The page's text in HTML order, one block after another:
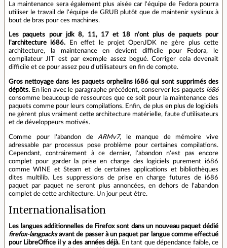
La maintenance sera également plus aisée car l'équipe de Fedora pourra
utiliser le travail de l'équipe de GRUB plutôt que de maintenir syslinux à
bout de bras pour ces machines.
Les paquets pour jdk 8, 11, 17 et 18 n'ont plus de paquets pour
l'architecture i686. En effet le projet OpenJDK ne gère plus cette
architecture, la maintenance en devient difficile pour Fedora, le
compilateur JIT est par exemple assez bogué. Corriger cela devenait
difficile et ce pour assez peu d'utilisateurs en fin de compte.
Gros nettoyage dans les paquets orphelins i686 qui sont supprimés des
dépôts. En lien avec le paragraphe précédent, conserver les paquets i686
consomme beaucoup de ressources que ce soit pour la maintenance des
paquets comme pour leurs compilations. Enfin, de plus en plus de logiciels
ne gèrent plus vraiment cette architecture matérielle, faute d'utilisateurs
et de développeurs motivés.
Comme pour l'abandon de ARMv7, le manque de mémoire vive
adressable par processus pose problème pour certaines compilations.
Cependant, contrairement à ce dernier, l'abandon n'est pas encore
complet pour garder la prise en charge des logiciels purement i686
comme WINE et Steam et de certaines applications et bibliothèques
dites multilib. Les suppressions de prise en charge futures de i686
paquet par paquet ne seront plus annoncées, en dehors de l'abandon
complet de cette architecture. Un jour peut être.
Internationalisation
Les langues additionnelles de Firefox sont dans un nouveau paquet dédié
firefox-langpacksavant de passer à un paquet par langue comme effectué
pour LibreOffice il y a des années déjà. En tant que dépendance faible, ce